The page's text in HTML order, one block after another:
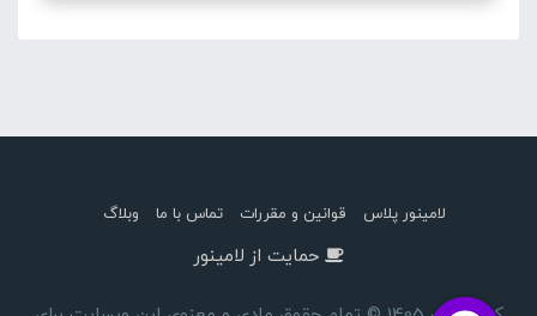
لامینور پلاس قوانین و مقررات تماس با ما وبلاگ
حمایت از لامینور